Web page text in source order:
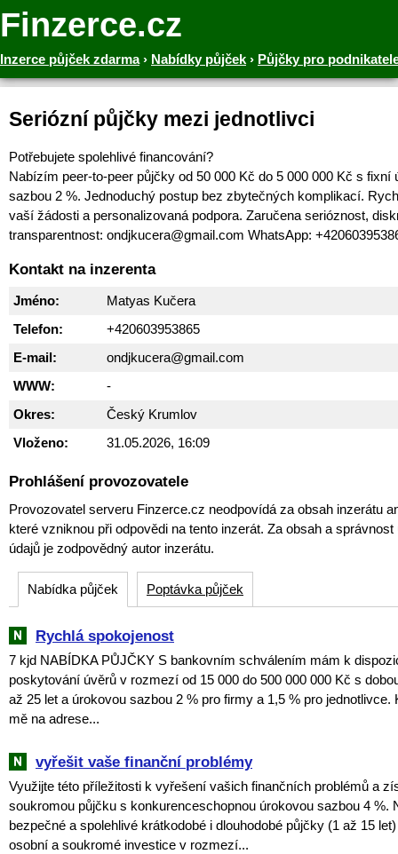
Finzerce.cz
Inzerce půjček zdarma› Nabídky půjček › Půjčky pro
Seriózní půjčky mezi jednotlivci
Potřebujete spolehlivé financování?
Nabízím peer-to-peer půjčky od 50 000 Kč do 5 000 000 Kč s fixní
sazbou 2 %. Jednoduchý postup bez zbytečných komplikací.
vaší žádosti a personalizovaná podpora. Zaručena serióznost,
transparentnost: ondjkucera@gmail.com WhatsApp:
Kontakt na inzerenta
Jméno:
Matyas Kučera
Telefon:
+420603953865
E-mail:
ondjkucera@gmail.com
WWW:
-
Okres:
Český Krumlov
Vloženo:
31.05.2026, 16:09
Prohlášení provozovatele
Provozovatel serveru Finzerce.cz neodpovídá za obsah inzerátu
které vzniknou při odpovědi na tento inzerát. Za obsah a
údajů je zodpovědný autor inzerátu.
Nabídka půjček Poptávka půjček
Rychlá spokojenost
7 kjd NABÍDKA PŮJČKY S bankovním schválením mám k
poskytování úvěrů v rozmezí od 15 000 do 500 000 000 Kč s
až 25 let a úrokovou sazbou 2 % pro firmy a 1,5 % pro jednotlivce.
mě na adrese...
vyřešit vaše finanční problémy
Využijte této příležitosti k vyřešení vašich finančních problémů a
soukromou půjčku s konkurenceschopnou úrokovou sazbou 4 %.
bezpečné a spolehlivé krátkodobé i dlouhodobé půjčky (1 až 15
osobní a soukromé investice v rozmezí...